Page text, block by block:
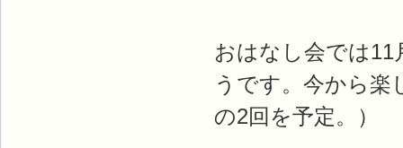
おはなし会では11
うです。今から楽
の2回を予定。）